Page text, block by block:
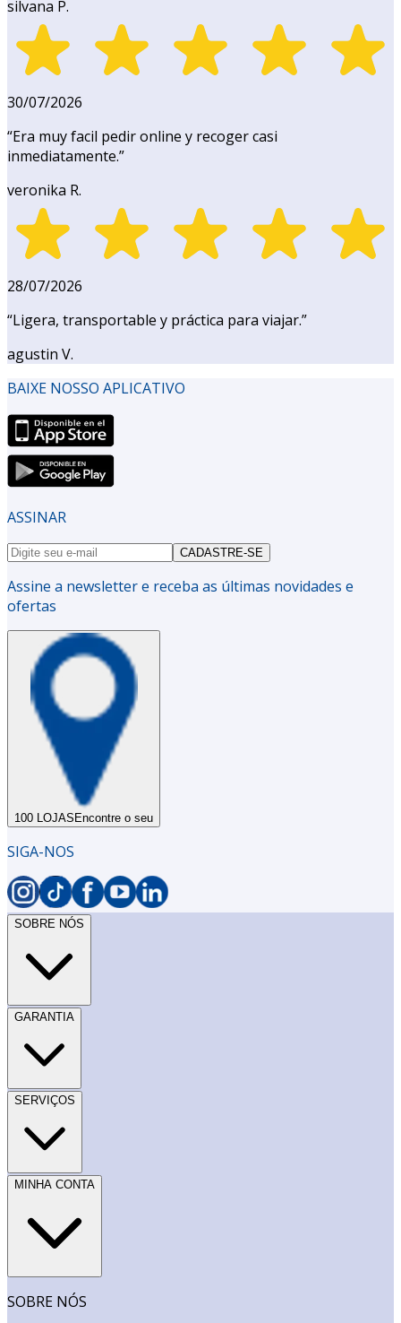
silvana P.
30/07/2026
“Era muy facil pedir online y recoger casi
inmediatamente.”
veronika R.
28/07/2026
“Ligera, transportable y práctica para viajar.”
agustin V.
BAIXE NOSSO APLICATIVO
ASSINAR
CADASTRE-SE
Assine a newsletter e receba as últimas novidades e
ofertas
100 LOJASEncontre o seu
SIGA-NOS
SOBRE NÓS
GARANTIA
SERVIÇOS
MINHA CONTA
SOBRE NÓS